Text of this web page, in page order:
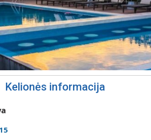
Kelionės informacija